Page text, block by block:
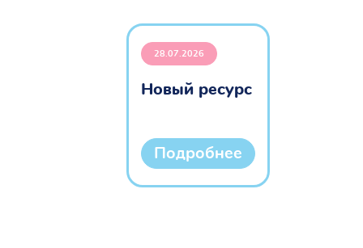
28.07.2026
Новый ресурс
Подробнее